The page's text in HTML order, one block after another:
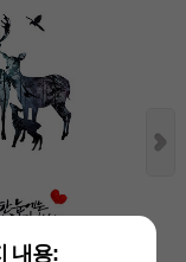
내용: